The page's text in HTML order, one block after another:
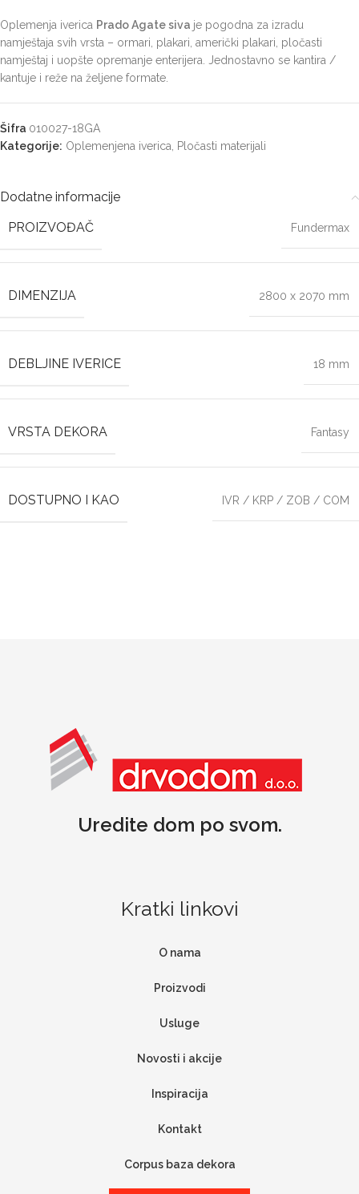
Oplemenja iverica Prado Agate siva je pogodna za izradu
namještaja svih vrsta – ormari, plakari, američki plakari, pločasti
namještaj i uopšte opremanje enterijera. Jednostavno se kantira /
kantuje i reže na željene formate.
Šifra 010027-18GA
Kategorije: Oplemenjena iverica Pločasti materijali
Dodatne informacije
PROIZVOĐAČ
Fundermax
DIMENZIJA 2800 x 2070 mm
DEBLJINE IVERICE 18 mm
VRSTA DEKORA Fantasy
DOSTUPNO I KAO IVR / KRP / ZOB / COM
Uredite dom po svom.
Kratki linkovi
O nama
Proizvodi
Usluge
Novosti i akcije
Inspiracija
Kontakt
Corpus baza dekora